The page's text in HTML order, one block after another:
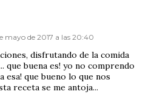
mayo de 2017 a las 20:40
disfrutando de la comida
que buena es! yo no comprendo
esa! que bueno lo que nos
receta se me antoja...